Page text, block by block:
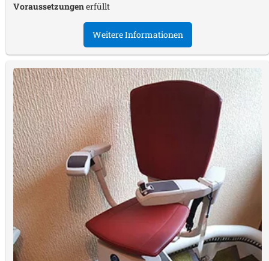
Voraussetzungenerfüllt
Weitere Informationen